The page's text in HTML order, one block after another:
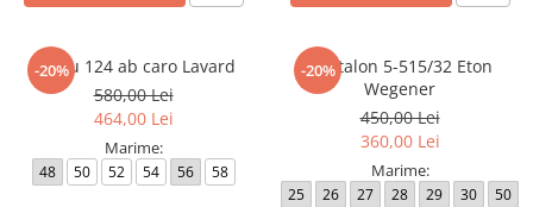
Salopete dama
Hanorace
-20%
Sacou 124 ab caro Lavard
580,00 Lei
464,00 Lei
Marime:
48 50 52 54 56 58
-20%
Pantalon 5-515/32 Eton
Wegener
450,00 Lei
360,00 Lei
Marime:
25 26 27 28 29 30
50